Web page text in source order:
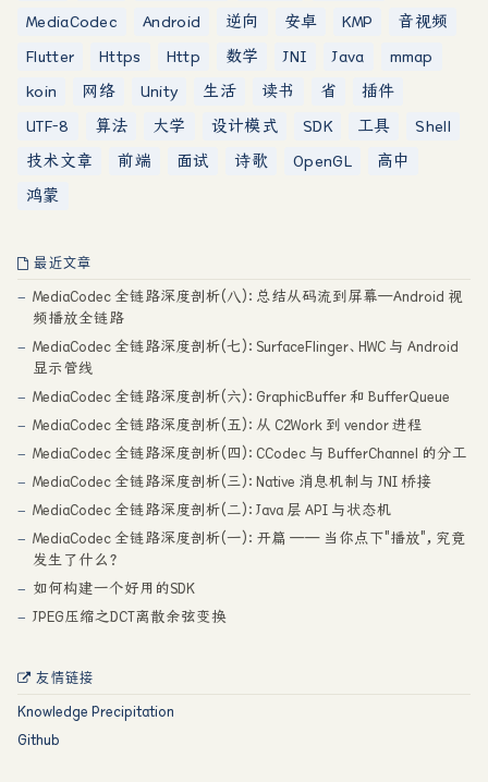
MediaCodec
Android 逆向 安卓 KMP
音视频
Flutter
Https Http 数学 JNI Java
mmap
koin
网络 Unity 生活 读书 省
插件
UTF-8
算法 大学 设计模式 SDK 工具
Shell
技术文章
前端 面试 诗歌 OpenGL
高中
鸿蒙
最近文章
MediaCodec 全链路深度剖析(八)：总结从码流到屏幕—Android 视
频播放全链路
MediaCodec 全链路深度剖析(七)：SurfaceFlinger、HWC 与 Android
显示管线
MediaCodec 全链路深度剖析(六)：GraphicBuffer 和 BufferQueue
MediaCodec 全链路深度剖析(五)：从 C2Work 到 vendor 进程
MediaCodec 全链路深度剖析(四)：CCodec 与 BufferChannel 的分工
MediaCodec 全链路深度剖析(三)：Native 消息机制与 JNI 桥接
MediaCodec 全链路深度剖析(二)：Java 层 API 与状态机
MediaCodec 全链路深度剖析(一)：开篇 —— 当你点下"播放"，究竟
发生了什么？
如何构建一个好用的SDK
JPEG压缩之DCT离散余弦变换
友情链接
Knowledge Precipitation
Github